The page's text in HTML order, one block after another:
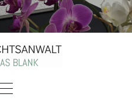
SCHALTE